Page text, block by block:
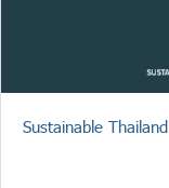
Sustainable Thailand